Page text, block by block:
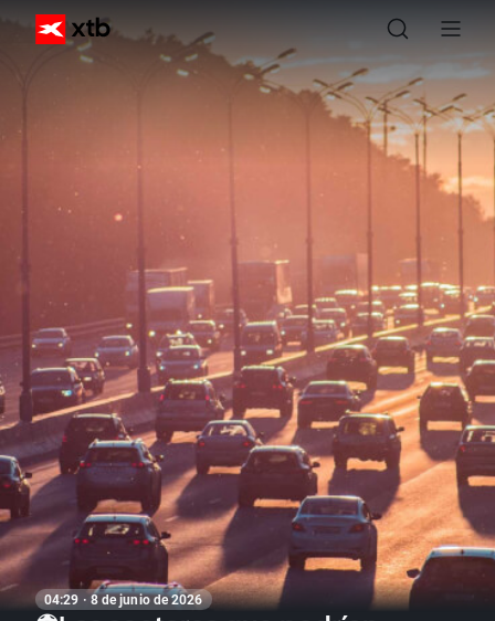
04:29 · 8 de junio de 2026